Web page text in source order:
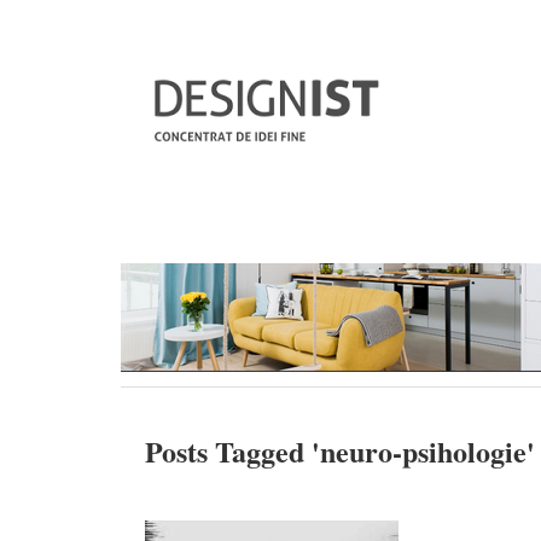
Posts Tagged 'neuro-psihologie'